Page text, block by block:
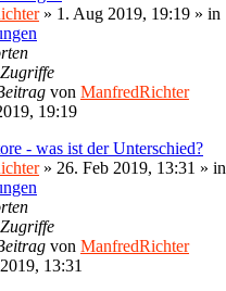
» 1. Aug 2019, 19:19 » in
Zugriffe
von ManfredRichter
19:19
- was ist der Unterschied?
» 26. Feb 2019, 13:31 » in
Zugriffe
von ManfredRichter
13:31